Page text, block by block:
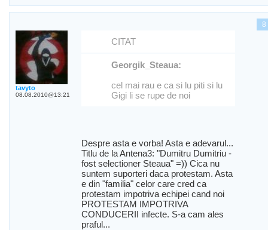
8
tavyto
08.08.2010@13:21
CITAT
Georgik_Steaua:
cel mai rau e ca si lu piti si lu
Gigi li se rupe de noi
Despre asta e vorba! Asta e adevarul...
Titlu de la Antena3: "Dumitru Dumitriu -
fost selectioner Steaua" =)) Cica nu
suntem suporteri daca protestam. Asta
e din "familia" celor care cred ca
protestam impotriva echipei cand noi
PROTESTAM IMPOTRIVA
CONDUCERII infecte. S-a cam ales
praful...